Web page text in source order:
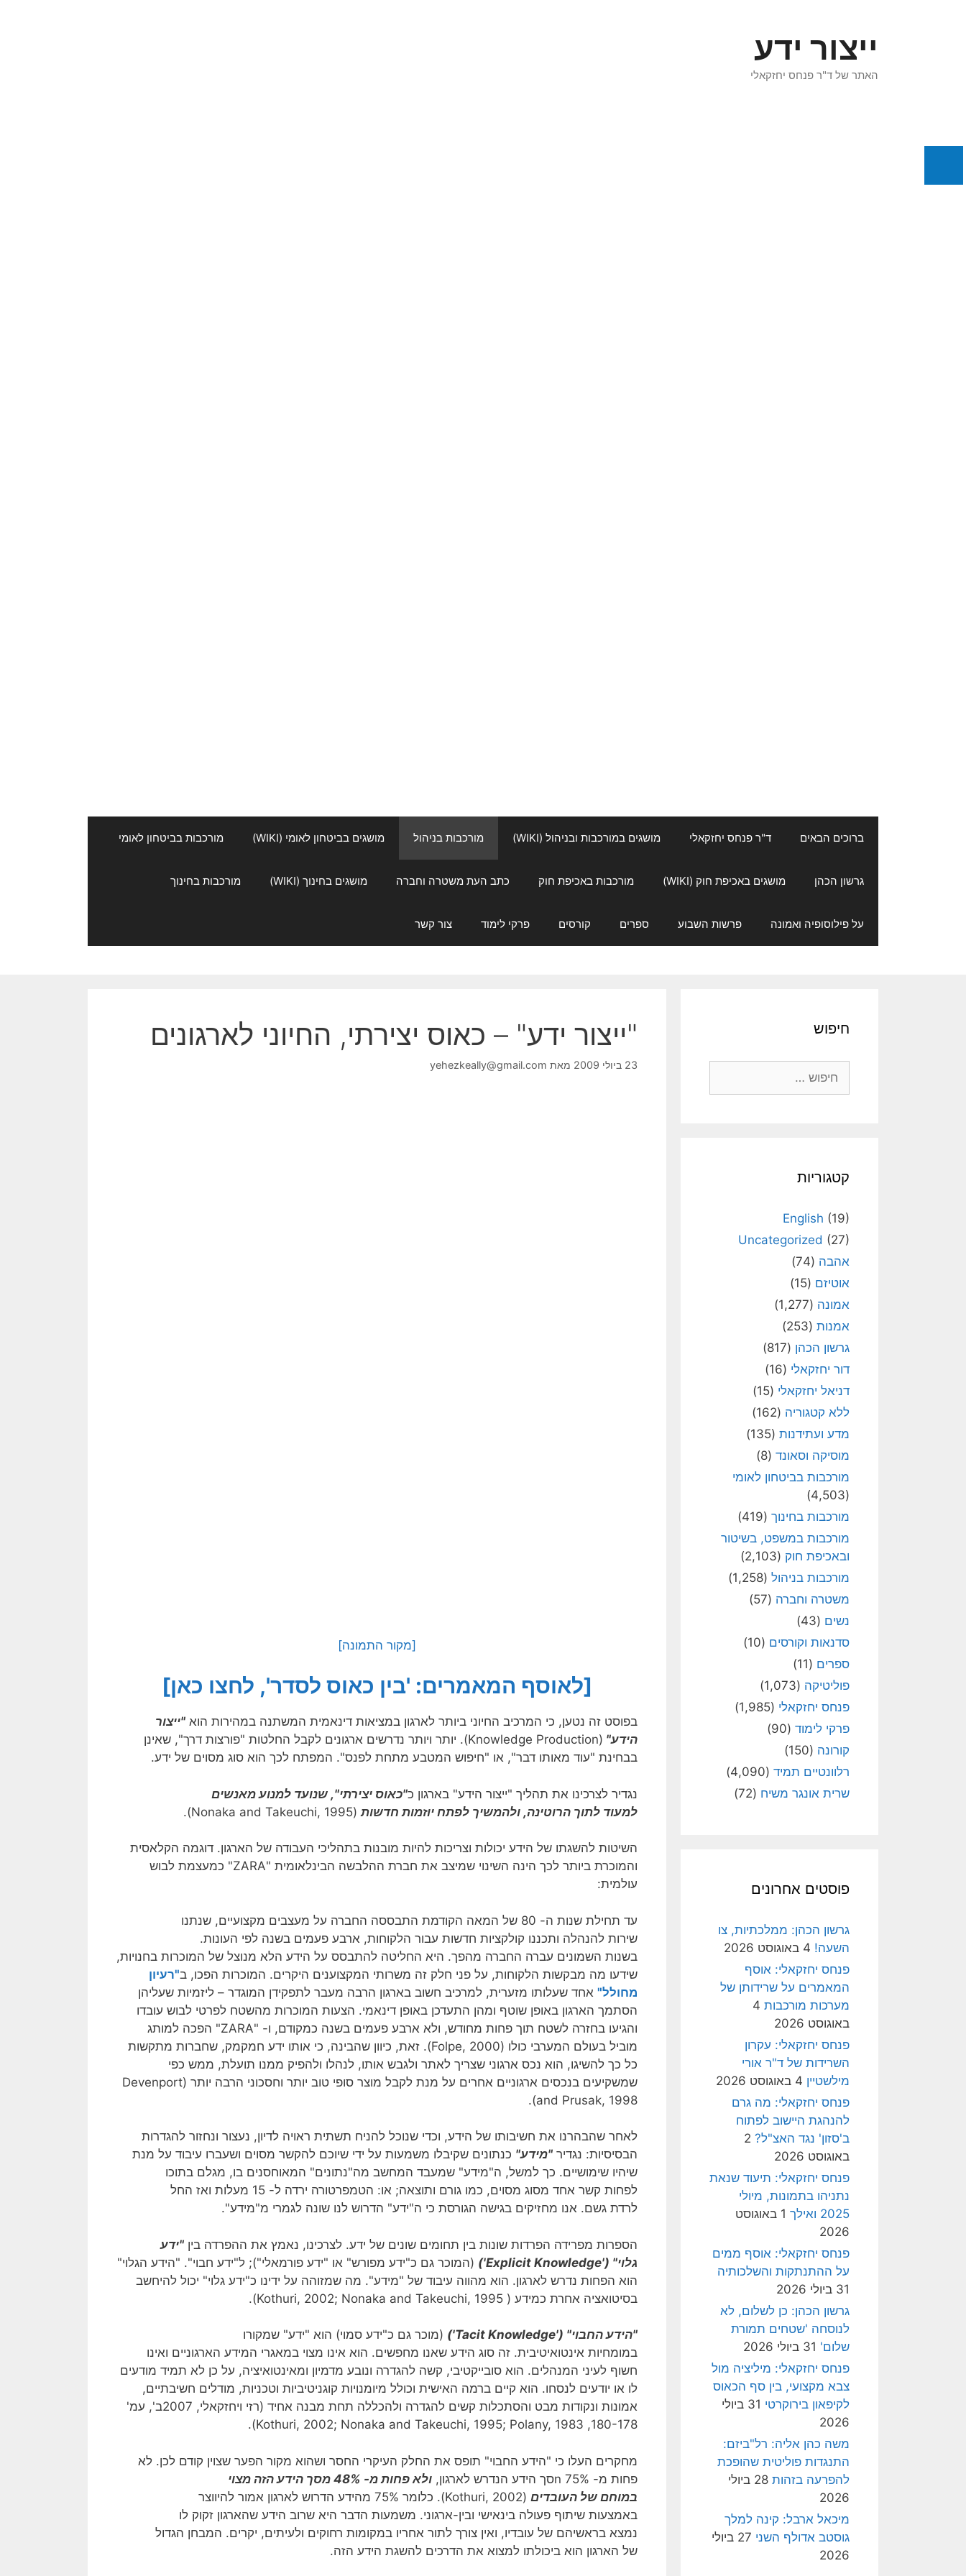
ייצור ידע
האתר של ד"ר פנחס יחזקאלי
ברוכים הבאים ד"ר פנחס יחזקאלי מושגים במורכבות ובניהול (WIKI) מורכבות בניהול מושגים בביטחון לאומי (WIKI) מורכבות בביטחון לאומי
גרשון הכהן מושגים באכיפת חוק (WIKI) מורכבות באכיפת חוק כתב העת משטרה וחברה מושגים בחינוך (WIKI) מורכבות בחינוך
על פילוסופיה ואמונה פרשות השבוע ספרים קורסים פרקי לימוד צור קשר
"ייצור ידע" – כאוס יצירתי, החיוני לארגונים
23 ביולי 2009 מאת yehezkeally@gmail.com
[מקור התמונה]
[לאוסף המאמרים: 'בין כאוס לסדר', לחצו כאן]
בפוסט זה נטען, כי המרכיב החיוני ביותר לארגון במציאות דינאמית המשתנה במהירות הוא "ייצור
הידע"
(Knowledge Production). יותר ויותר נדרשים ארגונים לקבל החלטות "פורצות דרך", שאינן
בבחינת "עוד מאותו דבר", או "חיפוש המטבע מתחת לפנס". המפתח לכך הוא סוג מסוים של ידע.
נגדיר לצרכינו את תהליך "ייצור הידע" בארגון כ"כאוס יצירתי", שנועד למנוע מאנשים
למעוד לתוך הרוטינה, ולהמשיך לפתח יוזמות חדשות (Nonaka and Takeuchi, 1995).
השיטות להשגתו של הידע יכולות וצריכות להיות מובנות בתהליכי העבודה של הארגון. דוגמה הקלאסית
והמוכרת ביותר לכך הינה השינוי שמיצב את חברת ההלבשה הבינלאומית "ZARA" כמעצמת לבוש
עולמית:
עד תחילת שנות ה- 80 של המאה הקודמת התבססה החברה על מעצבים מקצועיים, שנתנו
שירות להנהלה ותכננו קולקציות חדשות עבור הלקוחות, ארבע פעמים בשנה לפי העונות.
בשנות השמונים עברה החברה מהפך. היא החליטה להתבסס על הידע הלא מנוצל של המוכרות בחנויות,
שידעו מה מבקשות הלקוחות, על פני חלק זה משרותי המקצוענים היקרים. המוכרות הפכו, ב"רעיון
מחולל" אחד שעלותו מזערית, למרכיב חשוב בארגון הרבה מעבר לתפקידן המוגדר – ליזמיות שעליהן
הסתמך הארגון באופן שוטף ומהן התעדכן באופן דינאמי. הצעות המוכרות מהשטח לפרטי לבוש עובדו
והגיעו בחזרה לשטח תוך פחות מחודש, ולא ארבע פעמים בשנה כמקודם, ו- "ZARA" הפכה למותג
מוביל בעולם המערבי כולו (Folpe, 2000). זאת, כיוון שהבינה, כי אותו ידע חמקמק, שחברות מתקשות
כל כך להשיגו, הוא נכס ארגוני שצריך לאתר ולגבש אותו, לנהלו ולהפיק ממנו תועלת, ממש כפי
שמשקיעים בנכסים ארגוניים אחרים על מנת לקבל מוצר סופי טוב יותר וחסכוני הרבה יותר (Devenport
and Prusak, 1998).
לאחר שהבהרנו את חשיבותו של הידע, וכדי שנוכל להניח תשתית ראויה לדיון, נעצור ונחזור להגדרות
הבסיסיות: נגדיר "מידע" כנתונים שקיבלו משמעות על ידי שיוכם להקשר מסוים ושעברו עיבוד על מנת
שיהיו שימושיים. כך למשל, ה"מידע" שמעבד המחשב מה"נתונים" המאוחסנים בו, מגלם בתוכו
לפחות קשר אחד מסוג מסוים, כמו גורם ותוצאה; או: הטמפרטורה ירדה ל- 15 מעלות ואז החל
לרדת גשם. אנו מחזיקים בגישה הגורסת כי ה"ידע" הדרוש לנו שונה לגמרי מ"מידע".
הספרות מפרידה הפרדות שונות בין תחומים שונים של ידע. לצרכינו, נאמץ את ההפרדה בין "ידע
גלוי" ('Explicit Knowledge')
(המוכר גם כ"ידע מפורש" או "ידע פורמאלי"); ל"ידע חבוי". "הידע הגלוי"
הוא הפחות נדרש לארגון. הוא מהווה עיבוד של "מידע". מה שמזוהה על ידינו כ"ידע גלוי" יכול להיחשב
בסיטואציה אחרת כמידע ( Kothuri, 2002; Nonaka and Takeuchi, 1995).
"הידע החבוי" ('Tacit Knowledge')
(מוכר גם כ"ידע סמוי) הוא "ידע" שמקורו
במומחיות אינטואיטיבית. זה סוג הידע שאנו מחפשים. הוא אינו מצוי במאגרי המידע הארגוניים ואינו
חשוף לעיני המנהלים. הוא סובייקטיבי, קשה להגדרה ונובע מדמיון ומאינטואיציה, על כן לא תמיד מודעים
לו או יודעים לנסחו. הוא קיים ברמה האישית וכולל מיומנויות קוגניטיביות וטכניות, מודלים חשיבתיים,
אמונות ונקודות מבט והסתכלות קשים להגדרה ולהכללה תחת מבנה אחיד (רזי ויחזקאלי, 2007ב', עמ'
180-178, Kothuri, 2002; Nonaka and Takeuchi, 1995; Polany, 1983).
מחקרים העלו כי "הידע החבוי" תופס את החלק העיקרי החסר ושהוא מקור הפער שצוין קודם לכן. לא
פחות מ- 75% nסך הידע הנדרש לארגון,
ולא פחות מ- 48% מסך הידע הזה מצוי
במוחם של העובדים
(Kothuri, 2002). כלומר 75% מהידע הדרוש לארגון אמור להיווצר
באמצעות שיתוף פעולה בינאישי ובין-ארגוני. משמעות הדבר היא שרוב הידע שהארגון זקוק לו
נמצא בראשיהם של עובדיו, ואין צורך לתור אחריו במקומות רחוקים ולעיתים, יקרים. המבחן הגדול
של הארגון הוא ביכולתו למצוא את הדרכים להשגת הידע הזה.
חיפוש
קטגוריות
English (19)
Uncategorized (27)
אהבה (74)
אוטיזם (15)
אמונה (1,277)
אמנות (253)
גרשון הכהן (817)
דור יחזקאלי (16)
דניאל יחזקאלי (15)
ללא קטגוריה (162)
מדע ועתידנות (135)
מוסיקה וסאונד (8)
מורכבות בביטחון לאומי
(4,503)
מורכבות בחינוך (419)
מורכבות במשפט, בשיטור
ובאכיפת חוק (2,103)
מורכבות בניהול (1,258)
משטרה וחברה (57)
נשים (43)
סדנאות וקורסים (10)
ספרים (11)
פוליטיקה (1,073)
פנחס יחזקאלי (1,985)
פרקי לימוד (90)
קורונה (150)
רלוונטיים תמיד (4,090)
שרית אונגר משיח (72)
פוסטים אחרונים
גרשון הכהן: ממלכתיות, צו
השעה! 4 באוגוסט 2026
פנחס יחזקאלי: אוסף
המאמרים על שרידותן של
מערכות מורכבות 4
באוגוסט 2026
פנחס יחזקאלי: עקרון
השרידות של ד"ר אורי
מילשטיין 4 באוגוסט 2026
פנחס יחזקאלי: מה גרם
להנהגת היישוב לפתוח
ב'סזון' נגד האצ"ל? 2
באוגוסט 2026
פנחס יחזקאלי: תיעוד שנאת
נתניהו בתמונות, מיולי
2025 ואילך
1 באוגוסט
2026
פנחס יחזקאלי: אוסף ממים
על ההתנתקות והשלכותיה
31 ביולי 2026
גרשון הכהן: כן לשלום, לא
לנוסחה 'שטחים תמורת
שלום' 31 ביולי 2026
פנחס יחזקאלי: מיליציה מול
צבא מקצועי, בין סף הכאוס
לקיפאון בירוקרטי
31 ביולי
2026
משה כהן אליה: רל"ביזם:
התנגדות פוליטית שהופכת
להפרעה בזהות
28 ביולי
2026
מיכאל ארבל: קינה למלך
גוסטב אדולף השני
27 ביולי
2026